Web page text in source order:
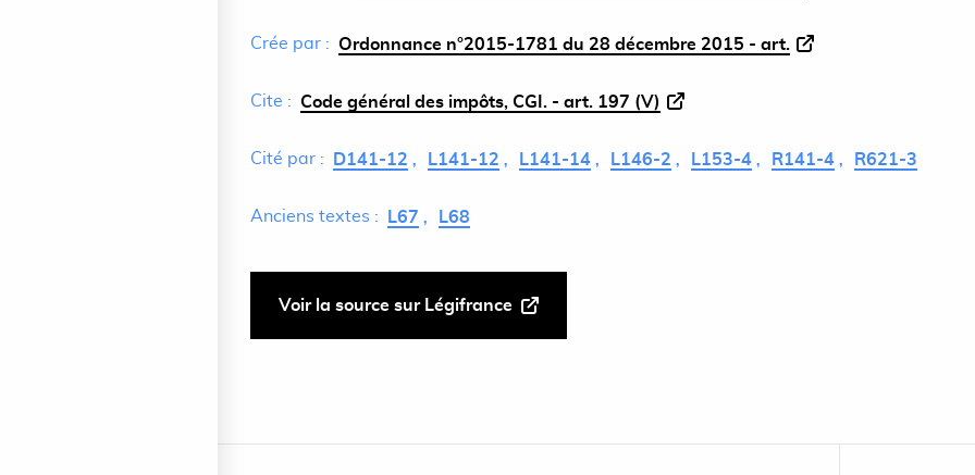
Crée par : Ordonnance n°2015-1781 du 28 décembre 2015 - art.
Cite : Code général des impôts, CGI. - art. 197 (V)
Cité par : D141-12 L141-12 L141-14 L146-2 L153-4 R141-4 R621-3
Anciens textes : L67 L68
Voir la source sur Légifrance